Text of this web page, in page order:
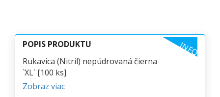
POPIS PRODUKTU INFO
Rukavica (Nitril) nepúdrovaná čierna
`XL` [100 ks]
Zobraz viac